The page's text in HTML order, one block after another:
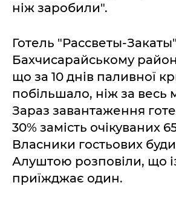
ніж заробили".
Готель "Рассветы-
Бахчисарайському
що за 10 днів паливної
побільшало, ніж за весь
Зараз завантаження
30% замість очікуваних
Власники гостьових
Алуштою розповіли, що
приїжджає один.